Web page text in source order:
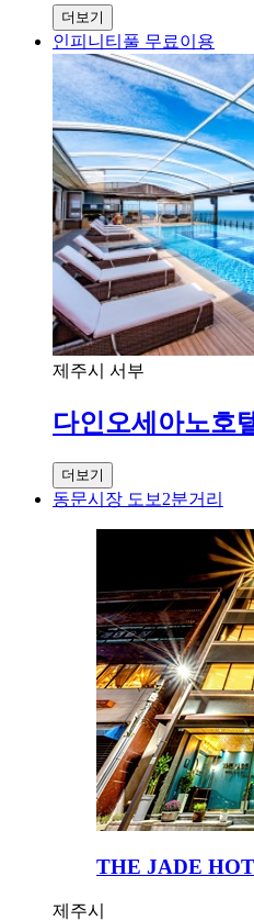
더보기
인피니티풀 무료이용
제주시 서부
다인오세아노호
더보기
동문시장 도보2분거리
THE JADE
제주시